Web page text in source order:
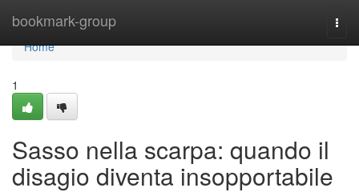
bookmark-group
Home
Home
1
Sasso nella scarpa: quando il
disagio diventa insopportabile